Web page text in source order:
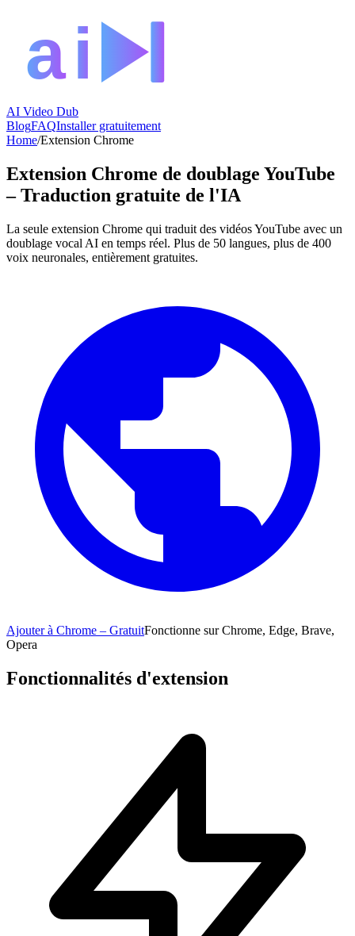
AI Video Dub
BlogFAQInstaller gratuitement
Home/Extension Chrome
Extension Chrome de doublage YouTube
– Traduction gratuite de l'IA
La seule extension Chrome qui traduit des vidéos YouTube avec un
doublage vocal AI en temps réel. Plus de 50 langues, plus de 400
voix neuronales, entièrement gratuites.
Ajouter à Chrome – GratuitFonctionne sur Chrome, Edge, Brave,
Opera
Fonctionnalités d'extension